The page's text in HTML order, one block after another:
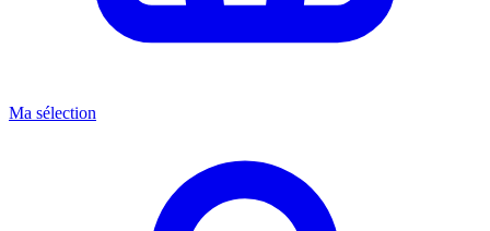
Ma sélection